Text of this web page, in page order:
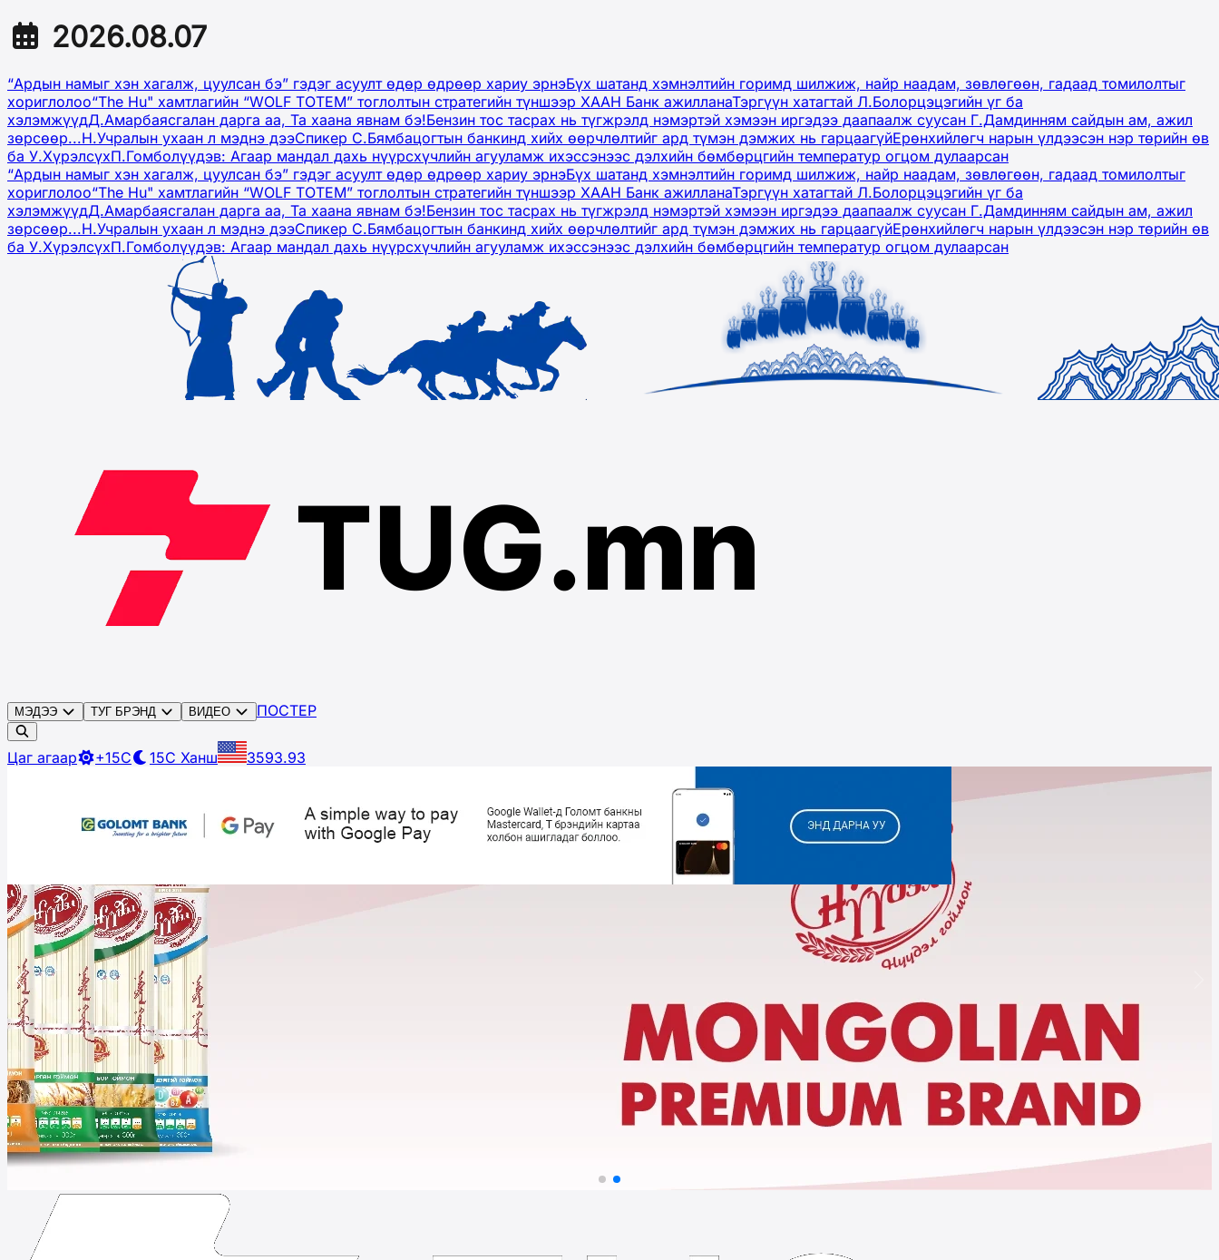
2026.08.07
“Ардын намыг хэн хагалж, цуулсан бэ” гэдэг асуулт өдөр өдрөөр хариу эрнэБүх шатанд хэмнэлтийн горимд шилжиж, найр наадам, зөвлөгөөн, гадаад томилолтыг
хориглолоо“The Hu" хамтлагийн “WOLF TOTEM” тоглолтын стратегийн түншээр ХААН Банк ажилланаТэргүүн хатагтай Л.Болорцэцэгийн үг ба
хэлэмжүүдД.Амарбаясгалан дарга аа, Та хаана явнам бэ!Бензин тос тасрах нь түгжрэлд нэмэртэй хэмээн иргэдээ даапаалж суусан Г.Дамдинням сайдын ам, ажил
зөрсөөр...Н.Учралын ухаан л мэднэ дээСпикер С.Бямбацогтын банкинд хийх өөрчлөлтийг ард түмэн дэмжих нь гарцаагүйЕрөнхийлөгч нарын үлдээсэн нэр төрийн өв
ба У.ХүрэлсүхП.Гомболүүдэв: Агаар мандал дахь нүүрсхүчлийн агууламж ихэссэнээс дэлхийн бөмбөрцгийн температур огцом дулаарсан
“Ардын намыг хэн хагалж, цуулсан бэ” гэдэг асуулт өдөр өдрөөр хариу эрнэБүх шатанд хэмнэлтийн горимд шилжиж, найр наадам, зөвлөгөөн, гадаад томилолтыг
хориглолоо“The Hu" хамтлагийн “WOLF TOTEM” тоглолтын стратегийн түншээр ХААН Банк ажилланаТэргүүн хатагтай Л.Болорцэцэгийн үг ба
хэлэмжүүдД.Амарбаясгалан дарга аа, Та хаана явнам бэ!Бензин тос тасрах нь түгжрэлд нэмэртэй хэмээн иргэдээ даапаалж суусан Г.Дамдинням сайдын ам, ажил
зөрсөөр...Н.Учралын ухаан л мэднэ дээСпикер С.Бямбацогтын банкинд хийх өөрчлөлтийг ард түмэн дэмжих нь гарцаагүйЕрөнхийлөгч нарын үлдээсэн нэр төрийн өв
ба У.ХүрэлсүхП.Гомболүүдэв: Агаар мандал дахь нүүрсхүчлийн агууламж ихэссэнээс дэлхийн бөмбөрцгийн температур огцом дулаарсан
МЭДЭЭ ТУГ БРЭНД ВИДЕО ПОСТЕР
Цаг агаар +15C 15C Ханш 3593.93